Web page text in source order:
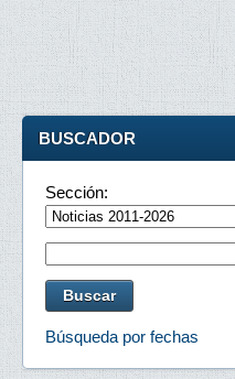
BUSCADOR
Sección:
Búsqueda por fechas